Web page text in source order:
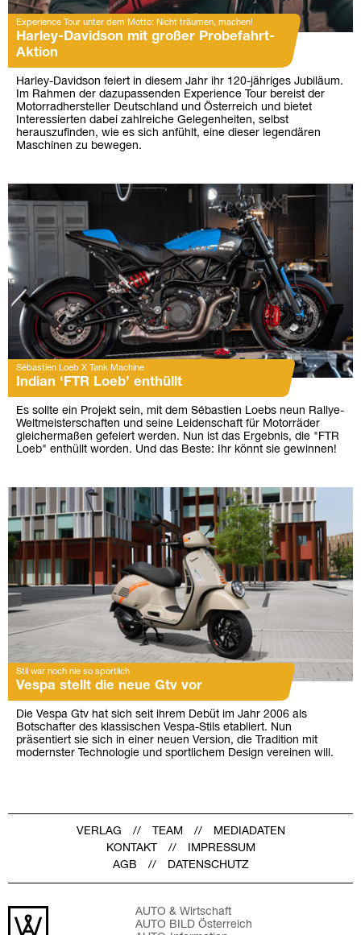
Experience Tour unter dem Motto: Nicht träumen, machen!
Harley-Davidson mit großer Probefahrt-
Aktion
Harley-Davidson feiert in diesem Jahr ihr 120-jähriges Jubiläum.
Im Rahmen der dazupassenden Experience Tour bereist der
Motorradhersteller Deutschland und Österreich und bietet
Interessierten dabei zahlreiche Gelegenheiten, selbst
herauszufinden, wie es sich anfühlt, eine dieser legendären
Maschinen zu bewegen.
Sébastien Loeb X Tank Machine
Indian ‘FTR Loeb’ enthüllt
Es sollte ein Projekt sein, mit dem Sébastien Loebs neun Rallye-
Weltmeisterschaften und seine Leidenschaft für Motorräder
gleichermaßen gefeiert werden. Nun ist das Ergebnis, die "FTR
Loeb" enthüllt worden. Und das Beste: Ihr könnt sie gewinnen!
Stil war noch nie so sportlich
Vespa stellt die neue Gtv vor
Die Vespa Gtv hat sich seit ihrem Debüt im Jahr 2006 als
Botschafter des klassischen Vespa-Stils etabliert. Nun
präsentiert sie sich in einer neuen Version, die Tradition mit
modernster Technologie und sportlichem Design vereinen will.
VERLAG TEAM
MEDIADATEN
KONTAKT
IMPRESSUM
AGB
DATENSCHUTZ
AUTO & Wirtschaft
AUTO BILD Österreich